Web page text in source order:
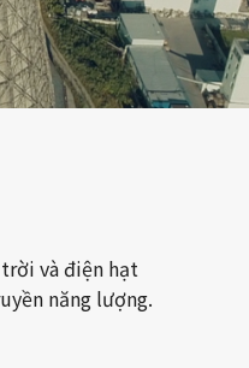
và điện hạt
năng lượng.